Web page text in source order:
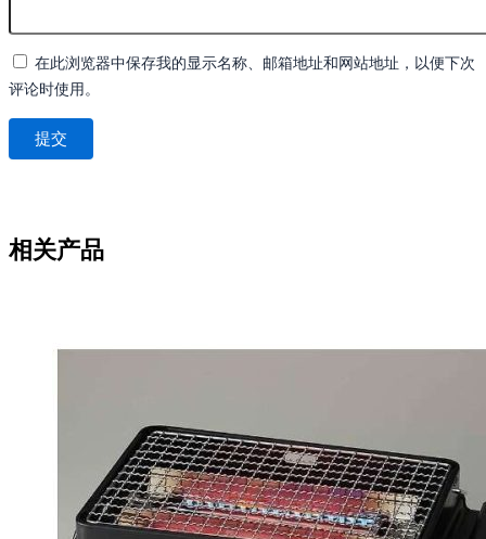
在此浏览器中保存我的显示名称、邮箱地址和网站地址，以便下次
评论时使用。
相关产品